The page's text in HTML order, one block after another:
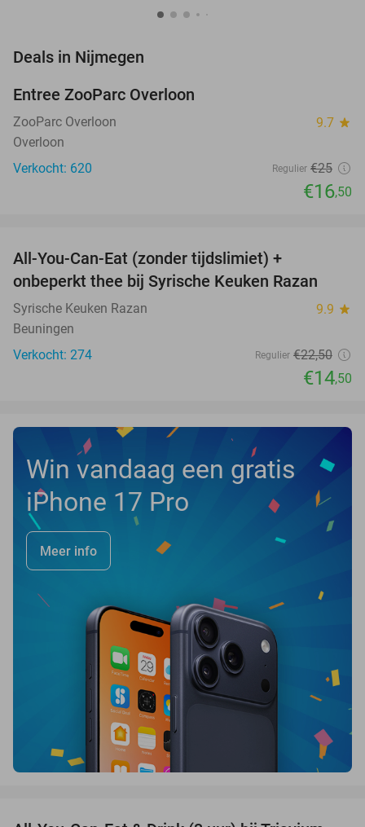
Deals in Nijmegen
TODAY
Entree ZooParc Overloon
ZooParc Overloon 9.7 star
Overloon
Verkocht: 620
Regulier €25
€16,50
All-You-Can-Eat (zonder tijdslimiet) +
onbeperkt thee bij Syrische Keuken Razan
Syrische Keuken Razan 9.9 star
Beuningen
Verkocht: 274
Regulier €22,50
€14,50
Win vandaag een gratis
iPhone 17 Pro
Meer info